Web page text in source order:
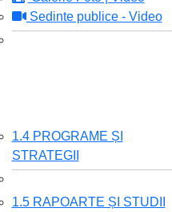
Sedinte publice - Video
1.4 PROGRAME ȘI
STRATEGII
1.5 RAPOARTE ȘI STUDII